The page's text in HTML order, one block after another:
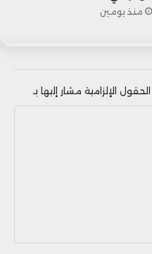
منذ يومين
الحقول الإلزامية مشار إليها بـ